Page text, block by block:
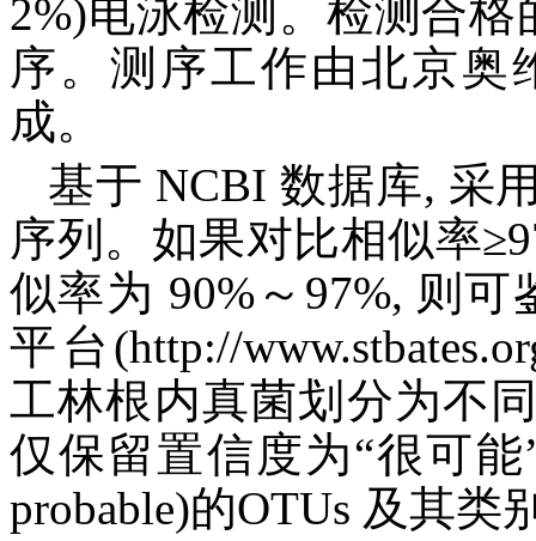
2%)电泳检测。检测合格
序。测序工作由北京奥
成。
基于 NCBI 数据库, 采
序列。如果对比相似率
似率为 90%～97%, 则
平台(http://
工林根内真菌划分为不
仅保留置信度为“很可能
probable)的OTUs 及其类